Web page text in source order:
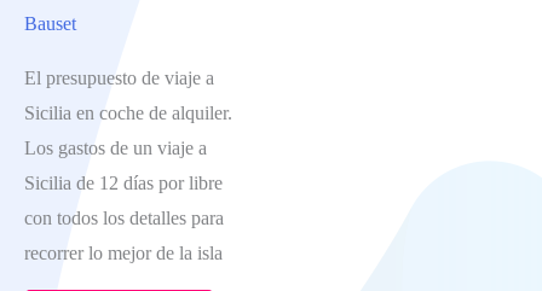
UN
ROMÁNTICO
Bauset
El presupuesto de viaje a
Sicilia en coche de alquiler.
Los gastos de un viaje a
Sicilia de 12 días por libre
con todos los detalles para
recorrer lo mejor de la isla